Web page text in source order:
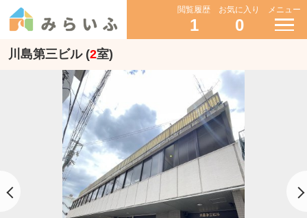
閲覧履歴
1
お気に入り
0
メニュー
川島第三ビル (2室)